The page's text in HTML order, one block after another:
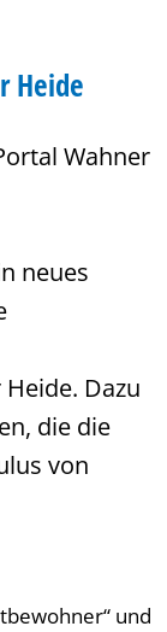
Heide
Wahner
neues
Dazu
die die
von
und